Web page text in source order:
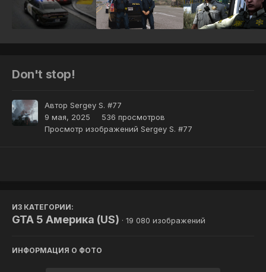
Don't stop!
Автор Sergey S. #77
9 мая, 2025
536 просмотров
Просмотр изображений Sergey S. #77
ИЗ КАТЕГОРИИ:
GTA 5 Америка (US) · 19 080 изображений
ИНФОРМАЦИЯ О ФОТО